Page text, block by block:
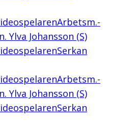
Arbetsm.-
Ylva Johansson (S)
Serkan
Arbetsm.-
Ylva Johansson (S)
Serkan